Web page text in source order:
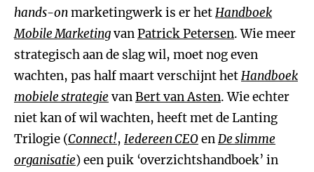
hands-onmarketingwerk is er hetHandboek
Mobile MarketingvanPatrick Petersen. Wie meer
strategisch aan de slag wil, moet nog even
wachten, pas half maart verschijnt hetHandboek
mobiele strategie vanBert van Asten. Wie echter
niet kan of wil wachten, heeft met de Lanting
Trilogie (Connect!, Iedereen CEOenDe slimme
organisatie) een puik ‘overzichtshandboek’ in